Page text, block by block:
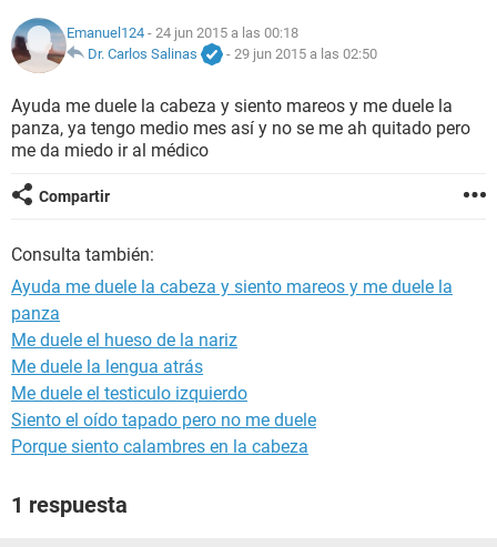
NUTRICIÓN
SEXUALIDAD
GLOSARIO
Emanuel124 - 24 jun 2015 a las 00:18
Dr. Carlos Salinas
- 29 jun 2015 a las 02:50
Ayuda me duele la cabeza y siento mareos y me duele la
panza, ya tengo medio mes así y no se me ah quitado pero
me da miedo ir al médico
Compartir
Consulta también:
Ayuda me duele la cabeza y siento mareos y me duele la
panza
Me duele el hueso de la nariz
Me duele la lengua atrás
Me duele el testiculo izquierdo
Siento el oído tapado pero no me duele
Porque siento calambres en la cabeza
1 respuesta